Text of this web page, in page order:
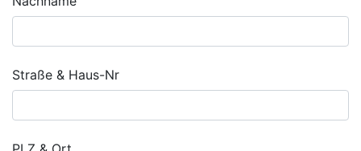
Straße & Haus-Nr